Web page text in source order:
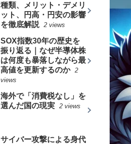
種類、メリット・デメリ
ット、円高・円安の影響
を徹底解説 2 views
SOX指数30年の歴史を
振り返る｜なぜ半導体株
は何度も暴落しながら最
高値を更新するのか 2
views
海外で「消費税なし」を
選んだ国の現実 2 views
サイバー攻撃による身代